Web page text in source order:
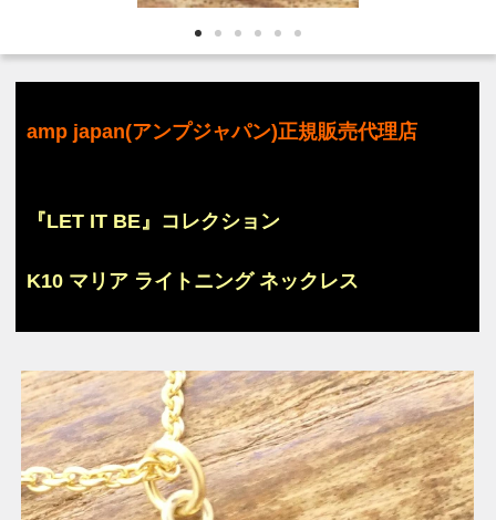
amp japan(アンプジャパン)正規販売代理店
『LET IT BE』コレクション
K10 マリア ライトニング ネックレス